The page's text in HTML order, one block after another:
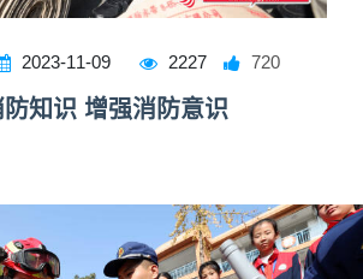
2023-11-09 2227 720
知识 增强消防意识